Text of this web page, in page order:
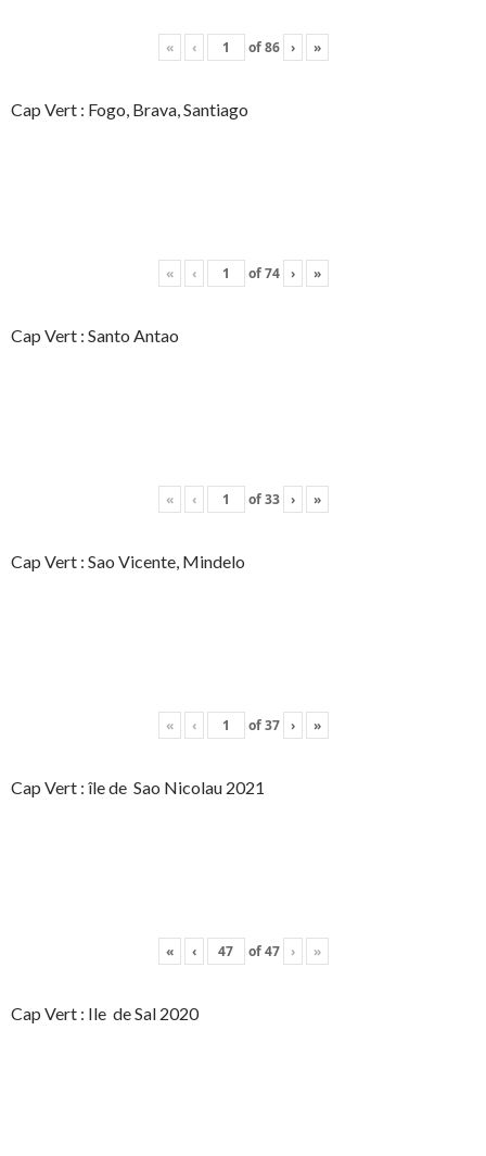
« ‹ of86 › »
Cap Vert : Fogo, Brava, Santiago
« ‹ of74 › »
Cap Vert : Santo Antao
« ‹ of33 › »
Cap Vert : Sao Vicente, Mindelo
« ‹ of37 › »
Cap Vert : île de Sao Nicolau 2021
« ‹ of47 › »
Cap Vert : Ile de Sal 2020